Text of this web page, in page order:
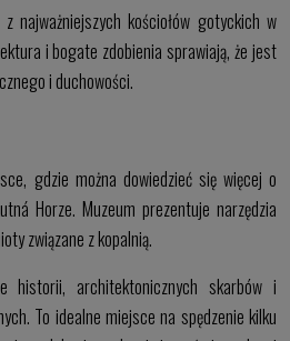
najważniejszych kościołów gotyckich w
i bogate zdobienia sprawiają, że jest
i duchowości.
gdzie można dowiedzieć się więcej o
Horze. Muzeum prezentuje narzędzia
związane z kopalnią.
historii, architektonicznych skarbów i
To idealne miejsce na spędzenie kilku